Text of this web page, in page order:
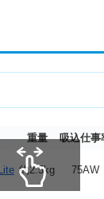
重量 吸込仕事
約2.5kg 75AW